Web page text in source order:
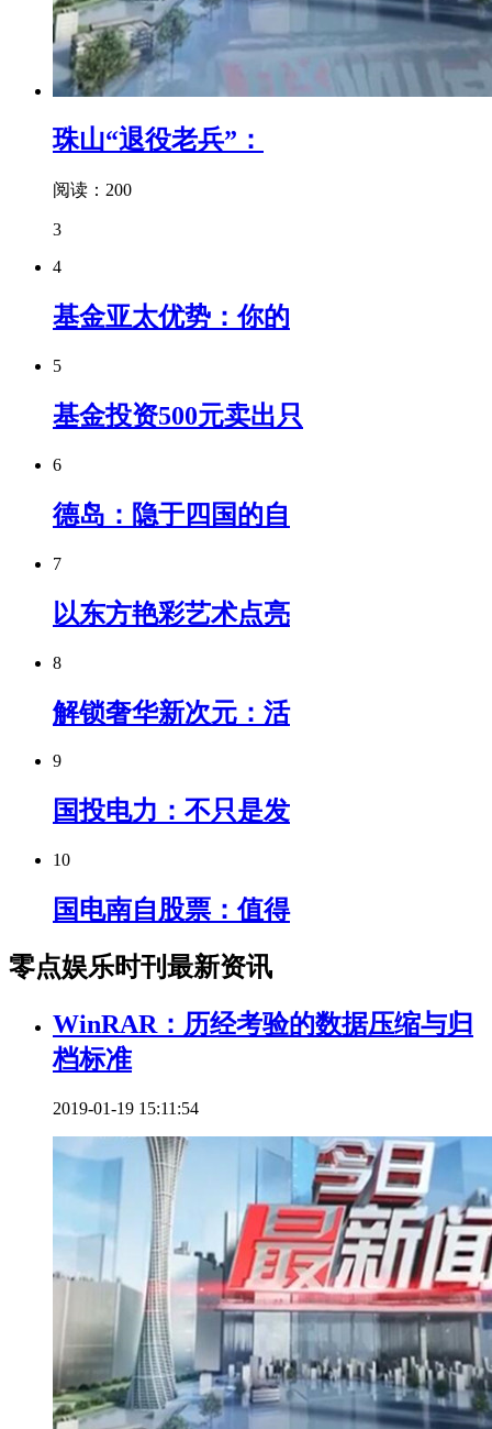
珠山“退役老兵”：
阅读：200
3
4
基金亚太优势：你的
5
基金投资500元卖出只
6
德岛：隐于四国的自
7
以东方艳彩艺术点亮
8
解锁奢华新次元：活
9
国投电力：不只是发
10
国电南自股票：值得
零点娱乐时刊最新资讯
WinRAR：历经考验的数据压缩与归
档标准
2019-01-19 15:11:54